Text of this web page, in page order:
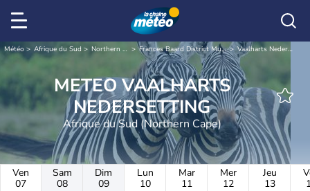
Météo Afrique du Sud Northern Cape Frances Baard District Municipality Vaalharts Nedersetting
METEO VAALHARTS
NEDERSETTING
Afrique du Sud (Northern Cape)
Ven
07
Sam
08
Dim
09
Lun
10
Mar
11
Mer
12
Jeu
13